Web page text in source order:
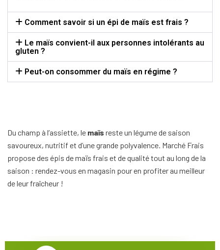
Comment savoir si un épi de maïs est frais ?
Le maïs convient-il aux personnes intolérants au
gluten ?
Peut-on consommer du maïs en régime ?
Du champ à l’assiette, le maïs reste un légume de saison
savoureux, nutritif et d’une grande polyvalence. Marché Frais
propose des épis de maïs frais et de qualité tout au long de la
saison : rendez-vous en magasin pour en profiter au meilleur
de leur fraîcheur !